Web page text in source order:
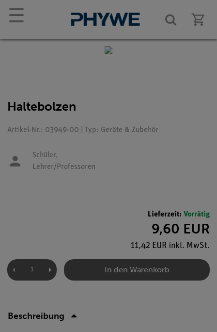
☰
Haltebolzen
Artikel-Nr.: 03949-00 | Typ: Geräte & Zubehör
Schüler,
Lehrer/Professoren
Lieferzeit: Vorrätig
9,60 EUR
11,42 EUR inkl. MwSt.
In den Warenkorb
Beschreibung